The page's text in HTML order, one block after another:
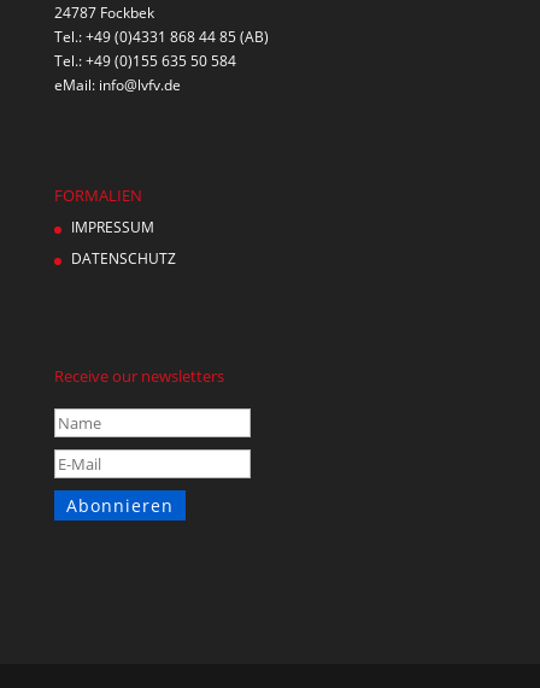
24787 Fockbek
Tel.: +49 (0)4331 868 44 85 (AB)
Tel.: +49 (0)155 635 50 584
eMail: info@lvfv.de
FORMALIEN
IMPRESSUM
DATENSCHUTZ
Receive our newsletters
Abonnieren